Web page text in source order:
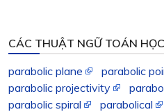
CÁC THUẬT NGỮ TOÁN
parabolic plane
parabolic
parabolic projectivity
parabolic spiral
parabolical